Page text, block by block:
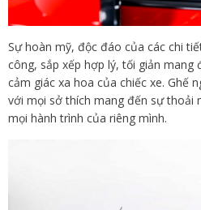
Sự hoàn mỹ, độc đáo của các chi
công, sắp xếp hợp lý, tối giản
cảm giác xa hoa của chiếc xe. Ghế
với mọi sở thích mang đến sự thoải
mọi hành trình của riêng mình.